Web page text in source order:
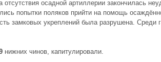
отсутствия осадной артиллерии закончилась
попытки поляков прийти на помощь
замковых укреплений была разрушена. Среди
нижних чинов, капитулировали.